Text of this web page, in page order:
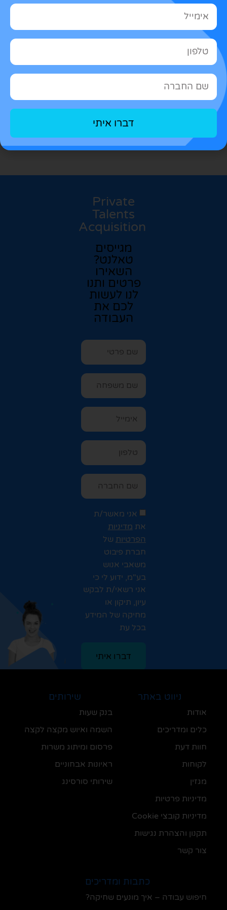
(803948)
גבעת ברנר
A growing technology company operating at the
looking for a VP Product….
לפרטים נוספים והגשת מועמדות
Private
Talents
Acquisition
מגייסים
טאלנט?
השאירו
פרטים ותנו
לנו לעשות
לכם את
העבודה
אני מאשר/ת
את מדיניות
הפרטיות של
חברת פיבוט
משאבי אנוש
בע"מ, ידוע לי כי
אני רשאי/ת לבקש
עיון, תיקון או
מחיקה של המידע
בכל עת
דברו איתי
ניווט באתר
אודות
כלים ומדריכים
חוות דעת
לקוחות
מגזין
מדיניות פרטיות
מדיניות קובצי Cookie
תקנון והצהרת נגישות
צור קשר
שירותים
בנק שעות
השמה ואיוש מקצה לקצה
פרסום ומיתוג משרות
ראיונות אבחוניים
שירותי סורסינג
כתבות ומדריכים
חיפוש עבודה – איך מונעים שחיקה?
דברו איתי